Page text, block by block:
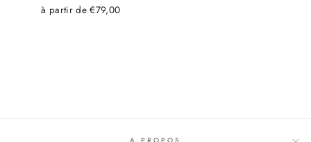
à partir de €79,00
A PROPOS